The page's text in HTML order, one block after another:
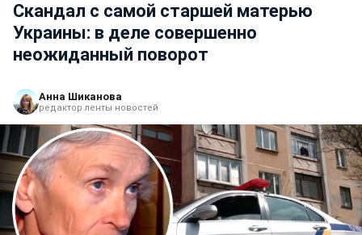
Скандал с самой старшей матерью
Украины: в деле совершенно
неожиданный поворот
Анна Шиканова
редактор ленты новостей